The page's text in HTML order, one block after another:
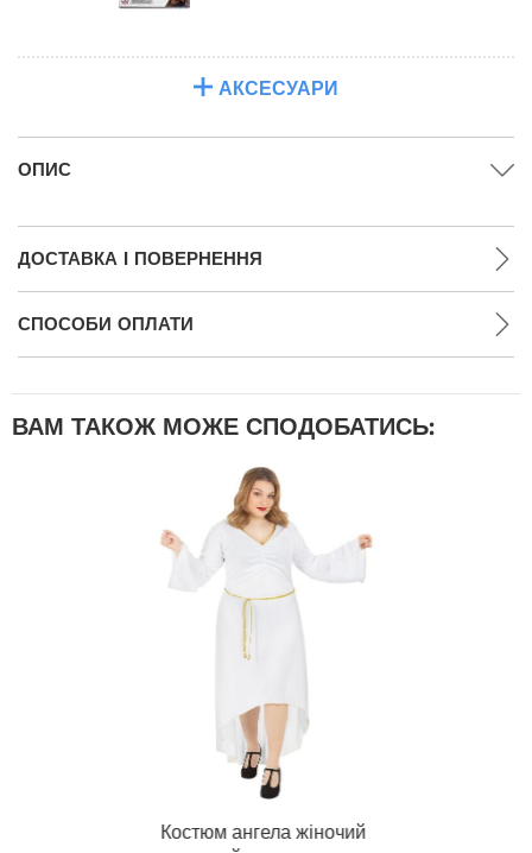
АКСЕСУАРИ
ОПИС
ДОСТАВКА І ПОВЕРНЕННЯ
СПОСОБИ ОПЛАТИ
ВАМ ТАКОЖ МОЖЕ СПОДОБАТИСЬ:
Костюм ангела жіночий